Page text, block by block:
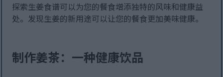
探索生姜食谱可以为您的餐食增添独特的风味和健康益
处。发现生姜的新用途可以让您的餐食更加美味健康。
制作姜茶：一种健康饮品